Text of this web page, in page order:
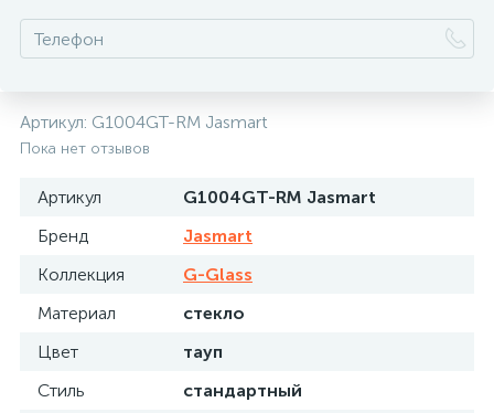
Артикул: G1004GT-RM Jasmart
Пока нет отзывов
Артикул
G1004GT-RM Jasmart
Бренд
Jasmart
Коллекция
G-Glass
Материал
стекло
Цвет
тауп
Стиль
стандартный